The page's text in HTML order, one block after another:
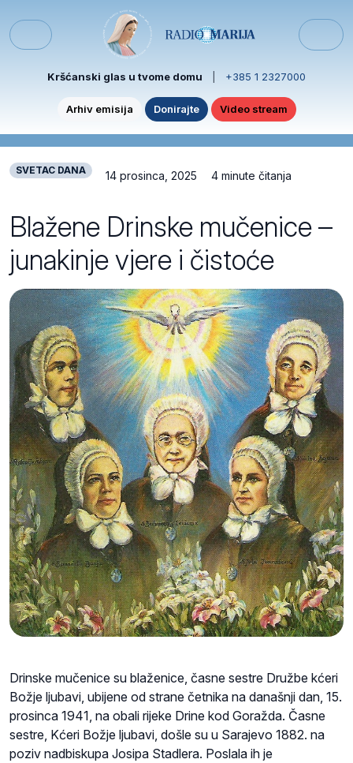
Menu
Kršćanski glas u tvome domu +385 1 2327000
Arhiv emisija Donirajte Video stream
SVETAC DANA 14 prosinca, 2025 4 minute čitanja
Blažene Drinske mučenice –
junakinje vjere i čistoće
Drinske mučenice su blaženice, časne sestre Družbe kćeri
Božje ljubavi, ubijene od strane četnika na današnji dan, 15.
prosinca 1941, na obali rijeke Drine kod Goražda. Časne
sestre, Kćeri Božje ljubavi, došle su u Sarajevo 1882. na
poziv nadbiskupa Josipa Stadlera. Poslala ih je